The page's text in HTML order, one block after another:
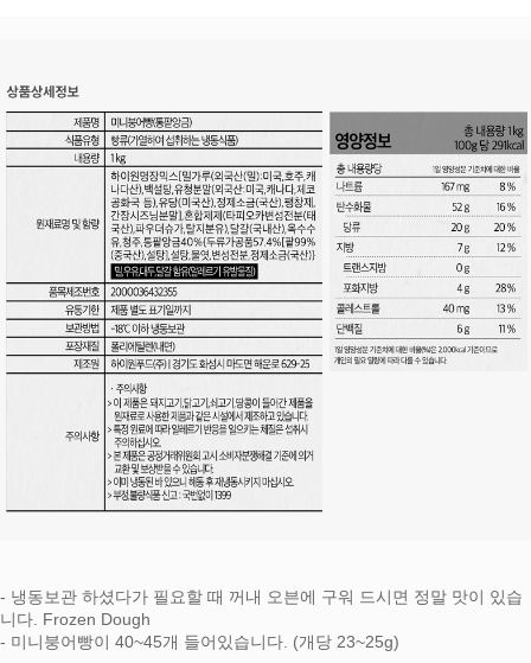
프 하세요!
- 냉동보관 하셨다가 필요할 때 꺼내 오븐에 구워 드시면 정말 맛이 있습
니다. Frozen Dough
- 미니붕어빵이 40~45개 들어있습니다. (개당 23~25g)